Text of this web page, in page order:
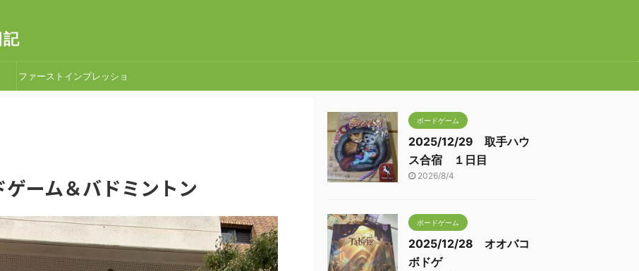
記
ファーストインプレッショ
ーム＆バドミントン
ボードゲーム
2025/12/29 取手ハウ
ス合宿 １日目
2026/8/4
ボードゲーム
2025/12/28 オオバコ
ボドゲ